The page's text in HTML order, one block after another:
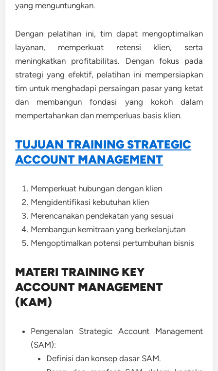
yang menguntungkan.
Dengan pelatihan ini, tim dapat mengoptimalkan
layanan, memperkuat retensi klien, serta
meningkatkan profitabilitas. Dengan fokus pada
strategi yang efektif, pelatihan ini mempersiapkan
tim untuk menghadapi persaingan pasar yang ketat
dan membangun fondasi yang kokoh dalam
mempertahankan dan memperluas basis klien.
TUJUAN TRAINING STRATEGIC
ACCOUNT MANAGEMENT
Memperkuat hubungan dengan klien
Mengidentifikasi kebutuhan klien
Merencanakan pendekatan yang sesuai
Membangun kemitraan yang berkelanjutan
Mengoptimalkan potensi pertumbuhan bisnis
MATERI TRAINING KEY
ACCOUNT MANAGEMENT
(KAM)
Pengenalan Strategic Account Management
(SAM):
Definisi dan konsep dasar SAM.